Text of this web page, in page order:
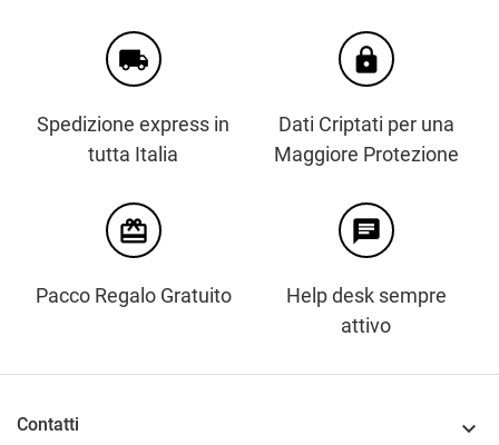
local_shipping
Spedizione express in
tutta Italia
https
Dati Criptati per una
Maggiore Protezione
card_giftcard
Pacco Regalo Gratuito
chat
Help desk sempre
attivo
Contatti 